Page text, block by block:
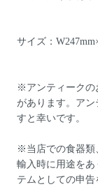
サイズ：
※アンティークの
があります。アン
すと幸いです。
※当店での食器類
輸入時に用途を
テムとしての申